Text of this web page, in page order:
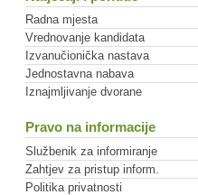
Radna mjesta
Vrednovanje kandidata
Izvanučionička nastava
Jednostavna nabava
Iznajmljivanje dvorane
Pravo na informacije
Službenik za informiranje
Zahtjev za pristup inform.
Politika privatnosti